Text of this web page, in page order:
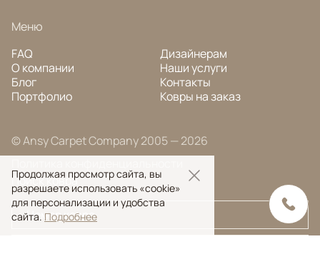
Меню
FAQ
О компании
Блог
Портфолио
Дизайнерам
Наши услуги
Контакты
Ковры на заказ
© Ansy Carpet Company 2005 — 2026
Поиск ковра
Продолжая просмотр сайта, вы
разрешаете использовать «cookie»
для персонализации и удобства
сайта. Подробнее